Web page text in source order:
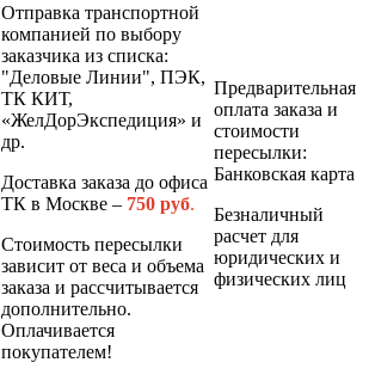
Отправка транспортной
компанией по выбору
заказчика из списка:
"Деловые Линии", ПЭК,
ТК КИТ,
«ЖелДорЭкспедиция» и
др.
Доставка заказа до офиса
ТК в Москве – 750 руб.
Стоимость пересылки
зависит от веса и объема
заказа и рассчитывается
дополнительно.
Оплачивается
покупателем!
Предварительная
оплата заказа и
стоимости
пересылки:
Банковская карта
Безналичный
расчет для
юридических и
физических лиц